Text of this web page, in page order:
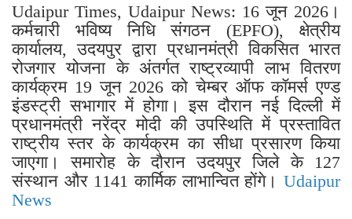
Udaipur Times, Udaipur News: 16 जून 2026।
कर्मचारी भविष्य निधि संगठन (EPFO), क्षेत्रीय
कार्यालय, उदयपुर द्वारा प्रधानमंत्री विकसित भारत
रोजगार योजना के अंतर्गत राष्ट्रव्यापी लाभ वितरण
कार्यक्रम 19 जून 2026 को चेम्बर ऑफ कॉमर्स एण्ड
इंडस्ट्री सभागार में होगा। इस दौरान नई दिल्ली में
प्रधानमंत्री नरेंद्र मोदी की उपस्थिति में प्रस्तावित
राष्ट्रीय स्तर के कार्यक्रम का सीधा प्रसारण किया
जाएगा। समारोह के दौरान उदयपुर जिले के 127
संस्थान और 1141 कार्मिक लाभान्वित होंगे। Udaipur
News